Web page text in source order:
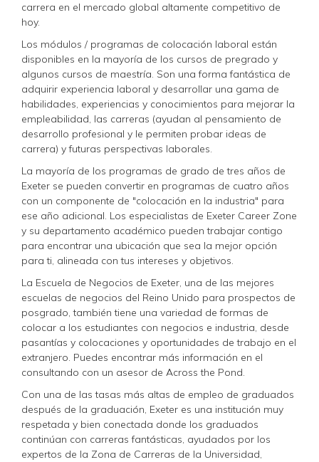
carrera en el mercado global altamente competitivo de
hoy.
Los módulos / programas de colocación laboral están
disponibles en la mayoría de los cursos de pregrado y
algunos cursos de maestría. Son una forma fantástica de
adquirir experiencia laboral y desarrollar una gama de
habilidades, experiencias y conocimientos para mejorar la
empleabilidad, las carreras (ayudan al pensamiento de
desarrollo profesional y le permiten probar ideas de
carrera) y futuras perspectivas laborales.
La mayoría de los programas de grado de tres años de
Exeter se pueden convertir en programas de cuatro años
con un componente de "colocación en la industria" para
ese año adicional. Los especialistas de Exeter Career Zone
y su departamento académico pueden trabajar contigo
para encontrar una ubicación que sea la mejor opción
para ti, alineada con tus intereses y objetivos.
La Escuela de Negocios de Exeter, una de las mejores
escuelas de negocios del Reino Unido para prospectos de
posgrado, también tiene una variedad de formas de
colocar a los estudiantes con negocios e industria, desde
pasantías y colocaciones y oportunidades de trabajo en el
extranjero. Puedes encontrar más información en el
consultando con un asesor de Across the Pond.
Con una de las tasas más altas de empleo de graduados
después de la graduación, Exeter es una institución muy
respetada y bien conectada donde los graduados
continúan con carreras fantásticas, ayudados por los
expertos de la Zona de Carreras de la Universidad,